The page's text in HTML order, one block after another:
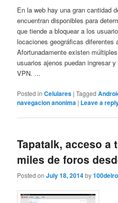
En la web hay una gran cantidad
encuentran disponibles para
que tiende a bloquear a los
locaciones geográficas diferentes
Afortunadamente existen
usuarios ajenos puedan ingresar
VPN. ...
Posted in Celulares |Tagged
navegacion anonima | Leave a
Tapatalk, acceso a
miles de foros
Posted onJuly 18, 2014by